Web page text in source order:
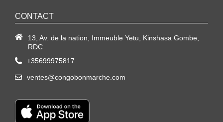
CONTACT
13, Av. de la nation, Immeuble Yetu, Kinshasa Gombe,
RDC
+35699975817
ventes@congobonmarche.com